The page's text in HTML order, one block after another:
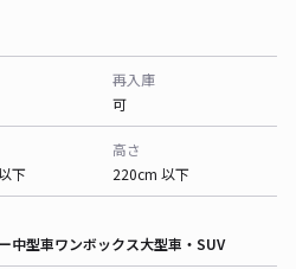
再入庫
可
下
高さ
220cm 以下
中型車ワンボックス大型車・SUV